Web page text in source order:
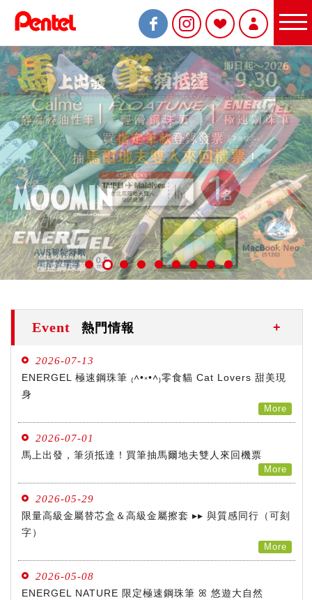
限定商品
書寫筆
Sterling
油性筆
Event 熱門情報
2026-07-13
ENERGEL 極速鋼珠筆 ₍˄•༝•˄₎零食貓 Cat Lovers 甜美現
身
More
2026-07-01
馬上出發，筆須抵達！買筆抽馬爾地夫雙人來回機票
More
2026-05-29
限量高級金屬替芯盒＆高級金屬擦套 ▸▸ 與質感同行（可刻
字）
More
2026-05-08
ENERGEL NATURE 限定極速鋼珠筆 ꕤ 悠遊大自然